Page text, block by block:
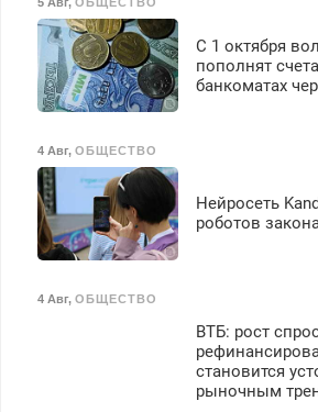
С 1 октября
пополнят
банкоматах
4 Авг, ОБЩЕСТВО
Нейросеть
роботов
4 Авг, ОБЩЕСТВО
ВТБ: рост
становится
рыночным